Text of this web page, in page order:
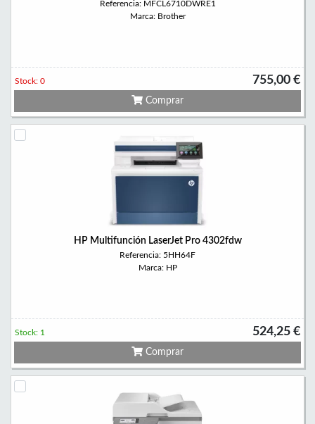
Referencia: MFCL6710DWRE1
Marca: Brother
755,00 €
Stock: 0
Comprar
HP Multifunción LaserJet Pro 4302fdw
Referencia: 5HH64F
Marca: HP
524,25 €
Stock: 1
Comprar